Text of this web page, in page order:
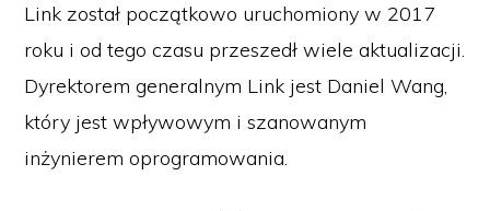
Link został początkowo uruchomiony w 2017
roku i od tego czasu przeszedł wiele aktualizacji.
Dyrektorem generalnym Link jest Daniel Wang,
który jest wpływowym i szanowanym
inżynierem oprogramowania.